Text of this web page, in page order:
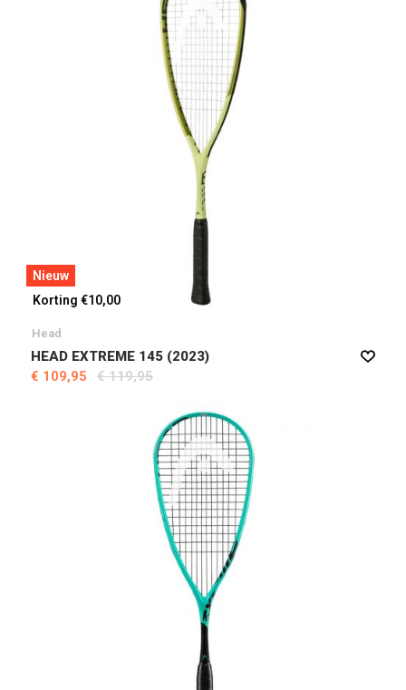
Nieuw
Korting €10,00
Head
HEAD EXTREME 145 (2023)
€ 109,95
€ 119,95